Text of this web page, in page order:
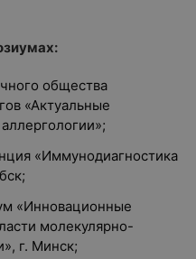
общества
«Актуальные
;
«Иммунодиагностика
;
«Инновационные
молекулярно-
г. Минск;